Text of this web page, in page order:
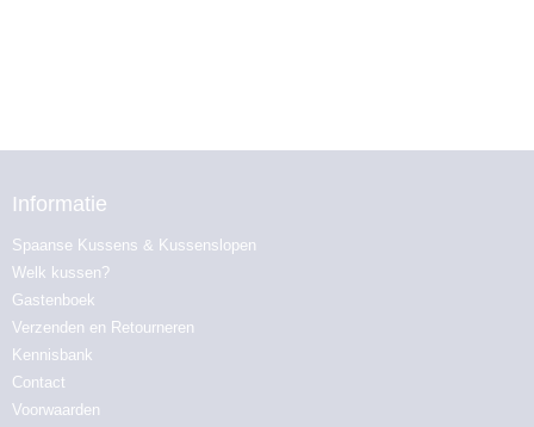
Informatie
Spaanse Kussens & Kussenslopen
Welk kussen?
Gastenboek
Verzenden en Retourneren
Kennisbank
Contact
Voorwaarden